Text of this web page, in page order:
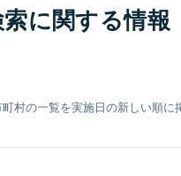
に関する情報
村の一覧を実施日の新しい順に